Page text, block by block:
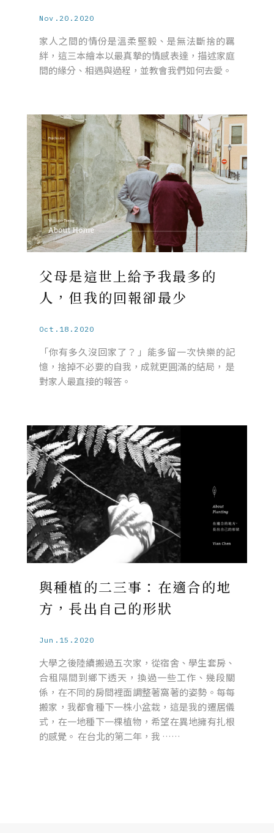
Nov.20.2020
家人之間的情份是溫柔堅毅、是無法斷捨的羈
絆，這三本繪本以最真摯的情感表達，描述家庭
間的緣分、相遇與過程，並教會我們如何去愛。
父母是這世上給予我最多的
人，但我的回報卻最少
Oct.18.2020
「你有多久沒回家了？」能多留一次快樂的記
憶，捨掉不必要的自我，成就更圓滿的結局， 是
對家人最直接的報答。
與種植的二三事：在適合的地
方，長出自己的形狀
Jun.15.2020
大學之後陸續搬過五次家，從宿舍、學生套房、
合租隔間到鄉下透天，換過一些工作、幾段關
係，在不同的房間裡面調整著窩著的姿勢。每每
搬家，我都會種下一株小盆栽，這是我的遷居儀
式，在一地種下一棵植物，希望在異地擁有扎根
的感覺。 在台北的第二年，我 ……